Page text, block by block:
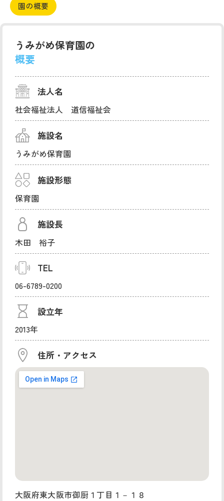
園の概要
うみがめ保育園の
概要
法人名
社会福祉法人 道信福祉会
施設名
うみがめ保育園
施設形態
保育園
施設長
木田 裕子
TEL
06-6789-0200
設立年
2013年
住所・アクセス
大阪府東大阪市御厨１丁目１－１８